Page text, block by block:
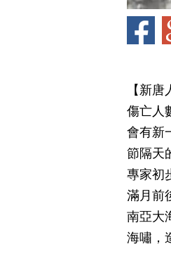
【新
傷亡人
會有新
節隔天
專家初
滿月前
南亞大
海嘯，